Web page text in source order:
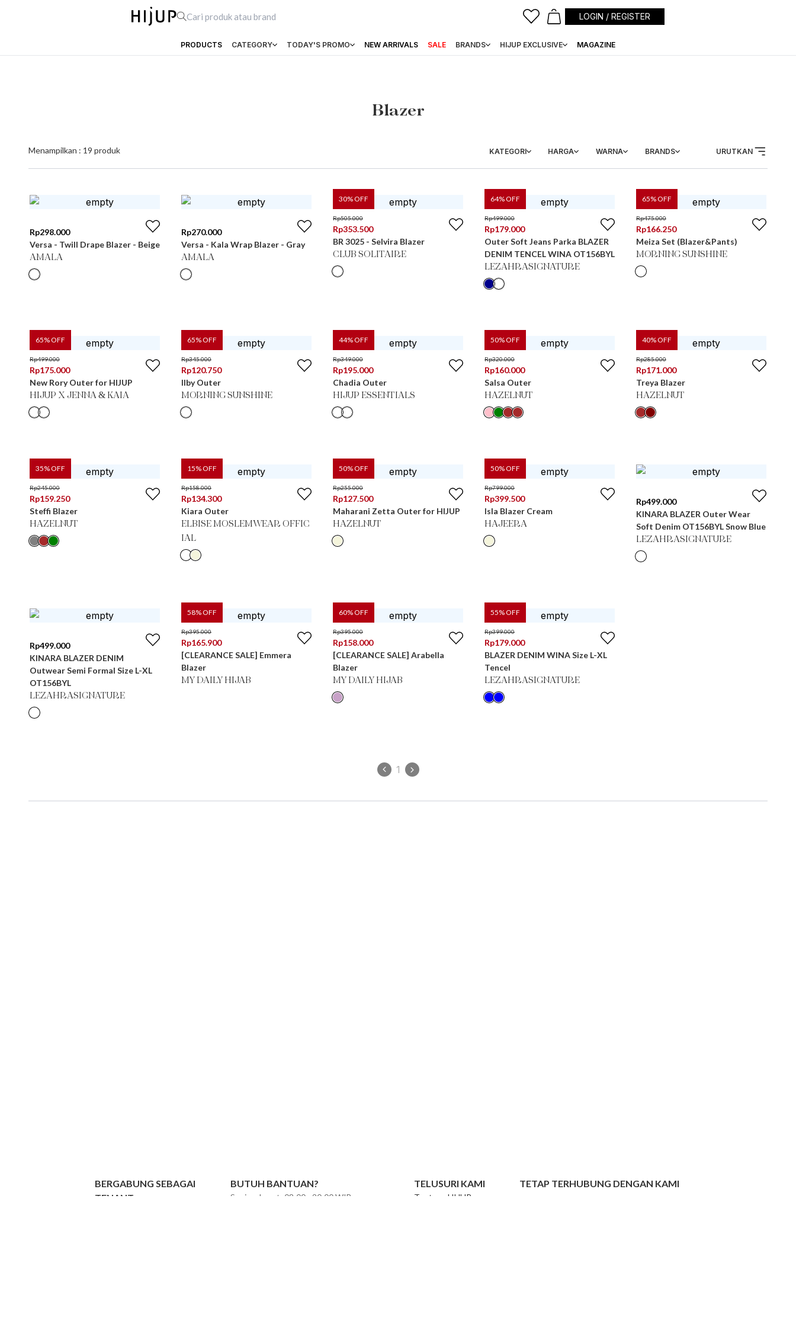
LOGIN / REGISTER
PRODUCTS CATEGORY TODAY'S PROMO NEW ARRIVALS SALE BRANDS HIJUP EXCLUSIVE MAGAZINE
Blazer
Menampilkan : 19 produk KATEGORI HARGA WARNA BRANDS URUTKAN
Rp298.000
Versa - Twill Drape Blazer - Beige
AMALA
Rp270.000
Versa - Kala Wrap Blazer - Gray
AMALA
30% OFF
Rp505.000
Rp353.500
BR 3025 - Selvira Blazer
CLUB SOLITAIRE
64% OFF
Rp499.000
Rp179.000
Outer Soft Jeans Parka BLAZER
DENIM TENCEL WINA OT156BYL
LEZAHRASIGNATURE
65% OFF
Rp475.000
Rp166.250
Meiza Set (Blazer&Pants)
MORNING SUNSHINE
65% OFF
Rp499.000
Rp175.000
New Rory Outer for HIJUP
HIJUP X JENNA & KAIA
65% OFF
Rp345.000
Rp120.750
Ilby Outer
MORNING SUNSHINE
44% OFF
Rp349.000
Rp195.000
Chadia Outer
HIJUP ESSENTIALS
50% OFF
Rp320.000
Rp160.000
Salsa Outer
HAZELNUT
40% OFF
Rp285.000
Rp171.000
Treya Blazer
HAZELNUT
35% OFF
Rp245.000
Rp159.250
Steffi Blazer
HAZELNUT
15% OFF
Rp158.000
Rp134.300
Kiara Outer
ELBISE MOSLEMWEAR OFFIC
IAL
50% OFF
Rp255.000
Rp127.500
Maharani Zetta Outer for HIJUP
HAZELNUT
50% OFF
Rp799.000
Rp399.500
Isla Blazer Cream
HAJEERA
Rp499.000
KINARA BLAZER Outer Wear
Soft Denim OT156BYL Snow Blue
LEZAHRASIGNATURE
Rp499.000
KINARA BLAZER DENIM
Outwear Semi Formal Size L-XL
OT156BYL
LEZAHRASIGNATURE
58% OFF
Rp395.000
Rp165.900
[CLEARANCE SALE] Emmera
Blazer
MY DAILY HIJAB
60% OFF
Rp395.000
Rp158.000
[CLEARANCE SALE] Arabella
Blazer
MY DAILY HIJAB
55% OFF
Rp399.000
Rp179.000
BLAZER DENIM WINA Size L-XL
Tencel
LEZAHRASIGNATURE
1
BERGABUNG SEBAGAI
TENANT
BUTUH BANTUAN?
Senin - Jumat
08:00 - 20:00 WIB
TELUSURI KAMI
Tentang HIJUP
TETAP TERHUBUNG DENGAN KAMI